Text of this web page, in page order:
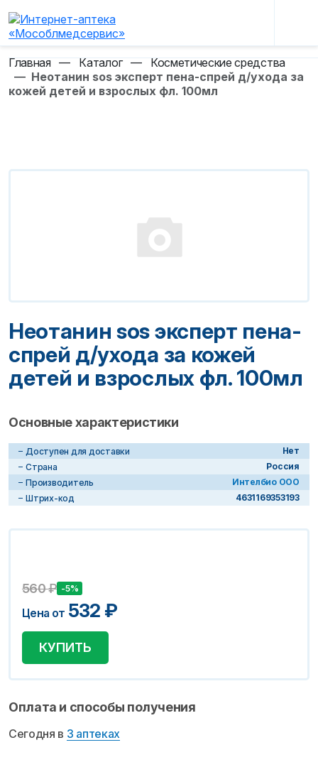
Главная — Каталог — Косметические средства
— Неотанин sos эксперт пена-спрей д/ухода за
кожей детей и взрослых фл. 100мл
Неотанин sos эксперт пена-
спрей д/ухода за кожей
детей и взрослых фл. 100мл
Основные характеристики
Доступен для доставки
Нет
Страна
Россия
Производитель
Интелбио ООО
Штрих-код
4631169353193
560₽ -5%
Цена от 532 ₽
КУПИТЬ
Оплата и способы получения
Сегодня в 3 аптеках